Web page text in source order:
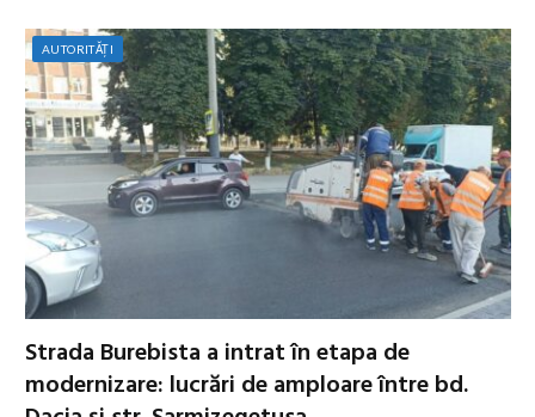
AUTORITĂȚI
Strada Burebista a intrat în etapa de
modernizare: lucrări de amploare între bd.